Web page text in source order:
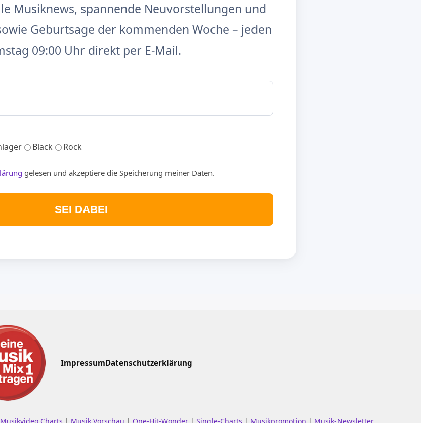
Musiknews, spannende Neuvorstellungen und
Geburtsage der kommenden Woche – jeden
09:00 Uhr direkt per E-Mail.
Black Rock
gelesen und akzeptiere die Speicherung meiner Daten.
SEI DABEI
ImpressumDatenschutzerklärung